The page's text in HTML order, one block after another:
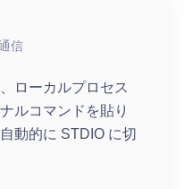
信
ローカルプロセス
ルコマンドを貼り
動的に STDIO に切